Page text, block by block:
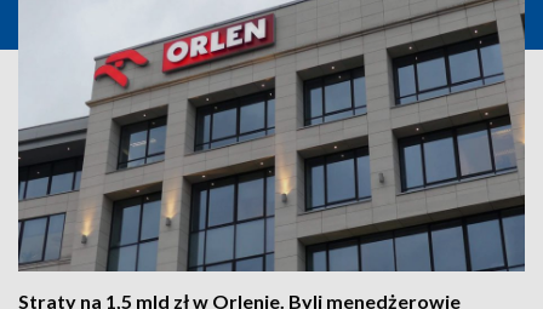
Straty na 1,5 mld zł w Orlenie. Byli menedżerowie